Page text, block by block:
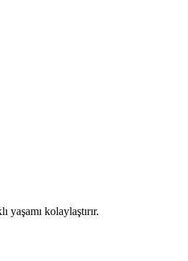
kolaylaştırır.